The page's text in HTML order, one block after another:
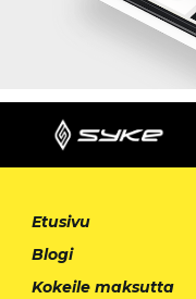
Etusivu
Blogi
Kokeile maksutta